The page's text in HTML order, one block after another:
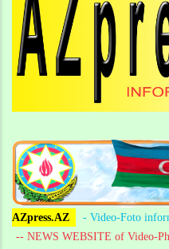
AZpress.AZ
- Video-Foto
-- NEWS WEBSITE of Video-